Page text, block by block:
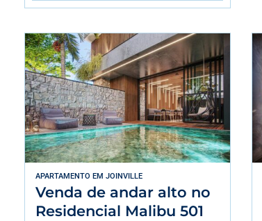
APARTAMENTO EM JOINVILLE
Venda de andar alto no
Residencial Malibu 501